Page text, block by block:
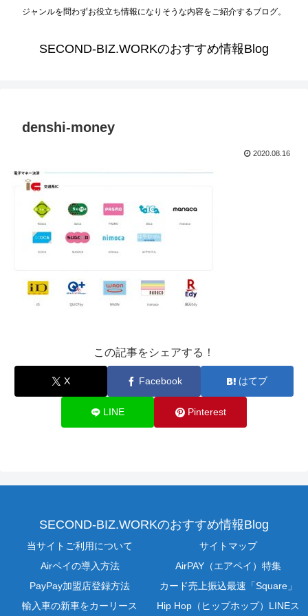
ジャンルを問わずお役立ち情報になりそうな内容をご紹介するブログ。
SECOND-BIZ.WORKのおすすめ情報Blog
denshi-money
2020.08.16
この記事をシェアする！
X Facebook はてブ
LINE Pinterest
SECOND-BIZ.WORKのおすすめ情報Blog
当サイトご利用について
サイトマップ
Airペイの導入方法
AirPAY（エアペイ）特集
PayPay加盟店登録方法
カード売上振込最速「Square」
輸入車の新車をカーリース
Hip Hop（ヒップホップ）LINEス